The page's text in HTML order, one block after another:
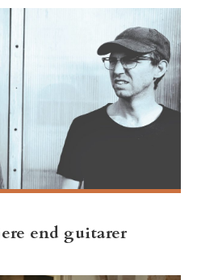
end guitarer